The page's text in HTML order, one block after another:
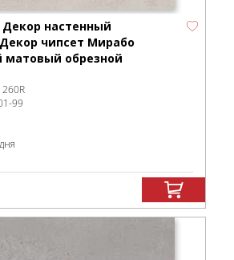
Декор настенный
Декор чипсет Мирабо
матовый обрезной
-99